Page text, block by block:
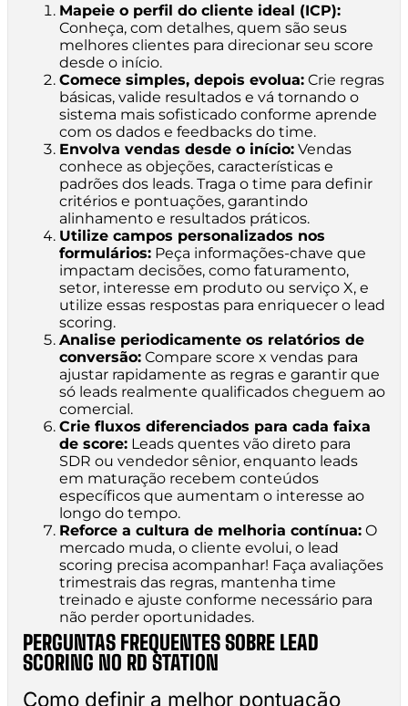
Mapeie o perfil do cliente ideal (ICP):
Conheça, com detalhes, quem são seus
melhores clientes para direcionar seu score
desde o início.
Comece simples, depois evolua: Crie regras
básicas, valide resultados e vá tornando o
sistema mais sofisticado conforme aprende
com os dados e feedbacks do time.
Envolva vendas desde o início: Vendas
conhece as objeções, características e
padrões dos leads. Traga o time para definir
critérios e pontuações, garantindo
alinhamento e resultados práticos.
Utilize campos personalizados nos
formulários: Peça informações-chave que
impactam decisões, como faturamento,
setor, interesse em produto ou serviço X, e
utilize essas respostas para enriquecer o lead
scoring.
Analise periodicamente os relatórios de
conversão: Compare score x vendas para
ajustar rapidamente as regras e garantir que
só leads realmente qualificados cheguem ao
comercial.
Crie fluxos diferenciados para cada faixa
de score: Leads quentes vão direto para
SDR ou vendedor sênior, enquanto leads
em maturação recebem conteúdos
específicos que aumentam o interesse ao
longo do tempo.
Reforce a cultura de melhoria contínua: O
mercado muda, o cliente evolui, o lead
scoring precisa acompanhar! Faça avaliações
trimestrais das regras, mantenha time
treinado e ajuste conforme necessário para
não perder oportunidades.
PERGUNTAS FREQUENTES SOBRE LEAD
SCORING NO RD STATION
Como definir a melhor pontuação